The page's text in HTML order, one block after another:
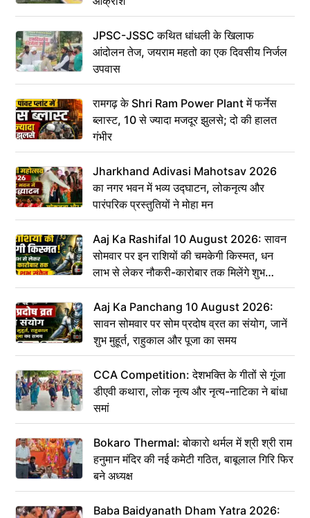
JPSC-JSSC कथित धांधली के खिलाफ
आंदोलन तेज, जयराम महतो का एक दिवसीय निर्जल
उपवास
रामगढ़ के Shri Ram Power Plant में फर्नेस
ब्लास्ट, 10 से ज्यादा मजदूर झुलसे; दो की हालत
गंभीर
Jharkhand Adivasi Mahotsav 2026
का नगर भवन में भव्य उद्घाटन, लोकनृत्य और
पारंपरिक प्रस्तुतियों ने मोहा मन
Aaj Ka Rashifal 10 August 2026: सावन
सोमवार पर इन राशियों की चमकेगी किस्मत, धन
लाभ से लेकर नौकरी-कारोबार तक मिलेंगे शुभ
संकेत
Aaj Ka Panchang 10 August 2026:
सावन सोमवार पर सोम प्रदोष व्रत का संयोग, जानें
शुभ मुहूर्त, राहुकाल और पूजा का समय
CCA Competition: देशभक्ति के गीतों से गूंजा
डीएवी कथारा, लोक नृत्य और नृत्य-नाटिका ने बांधा
समां
Bokaro Thermal: बोकारो थर्मल में श्री श्री राम
हनुमान मंदिर की नई कमेटी गठित, बाबूलाल गिरि फिर
बने अध्यक्ष
Baba Baidyanath Dham Yatra 2026: